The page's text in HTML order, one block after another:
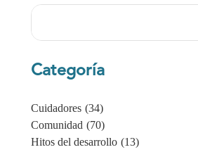
Buscar
Categoría
Cuidadores (34)
Comunidad (70)
Hitos del desarrollo (13)